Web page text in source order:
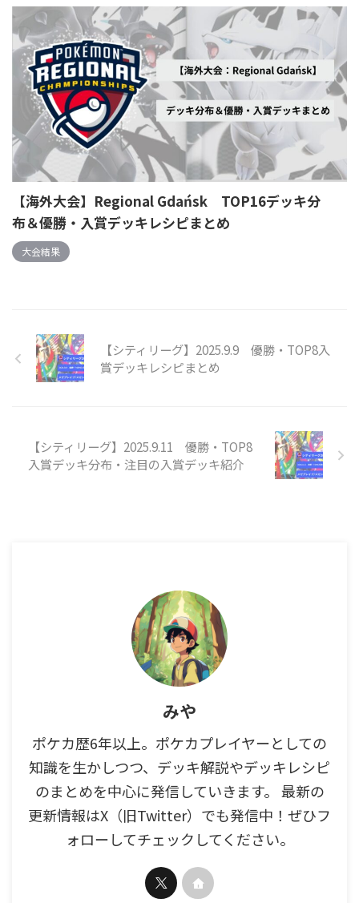
【海外大会】Regional Gdańsk TOP16デッキ分
布＆優勝・入賞デッキレシピまとめ
大会結果
【シティリーグ】2025.9.9 優勝・TOP8入
賞デッキレシピまとめ
【シティリーグ】2025.9.11 優勝・TOP8
入賞デッキ分布・注目の入賞デッキ紹介
みや
ポケカ歴6年以上。ポケカプレイヤーとしての
知識を生かしつつ、デッキ解説やデッキレシピ
のまとめを中心に発信していきます。 最新の
更新情報はX（旧Twitter）でも発信中！ぜひフ
ォローしてチェックしてください。